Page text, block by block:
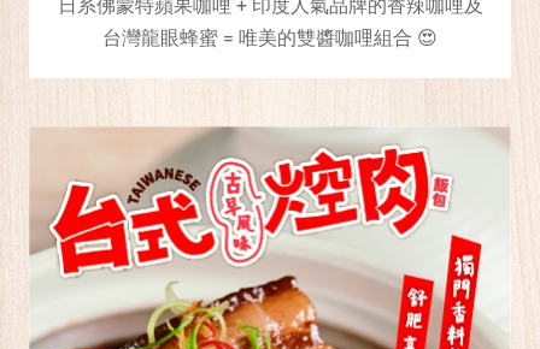
日系佛蒙特蘋果咖哩 + 印度人氣品牌的香辣咖哩及
台灣龍眼蜂蜜 = 唯美的雙醬咖哩組合 😍